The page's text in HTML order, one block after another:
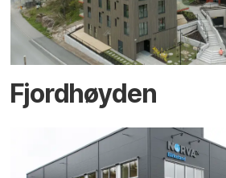
Fjordhøyden